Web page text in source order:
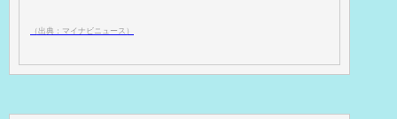
（出典：マイナビニュース）